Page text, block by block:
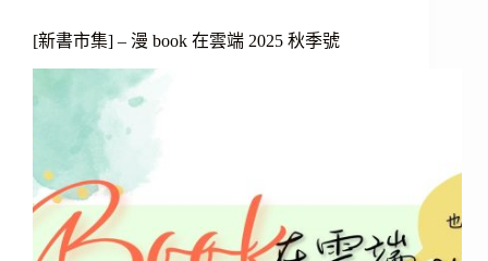
[新書市集] – 漫 book 在雲端 2025 秋季號